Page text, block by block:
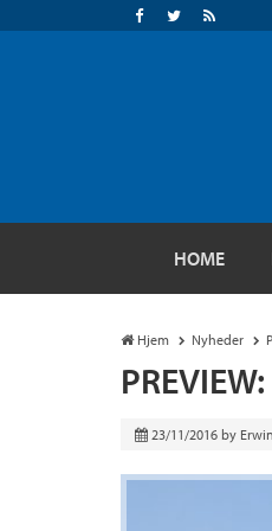
HOME
Hjem Nyheder
23/11/2016 by